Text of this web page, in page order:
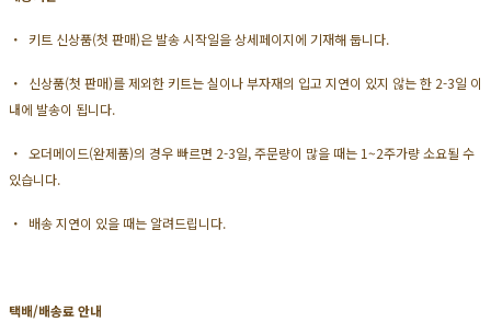
・ 키트 신상품(첫 판매)은 발송 시작일을 상세페이지에 기재해 둡니다.
・ 신상품(첫 판매)를 제외한 키트는 실이나 부자재의 입고 지연이 있지 않는 한 2-3일 이
내에 발송이 됩니다.
・ 오더메이드(완제품)의 경우 빠르면 2-3일, 주문량이 많을 때는 1~2주가량 소요될 수
있습니다.
・ 배송 지연이 있을 때는 알려드립니다.
택배/배송료 안내